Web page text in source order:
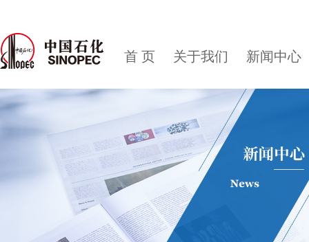
首 页 关于我们 新闻中心